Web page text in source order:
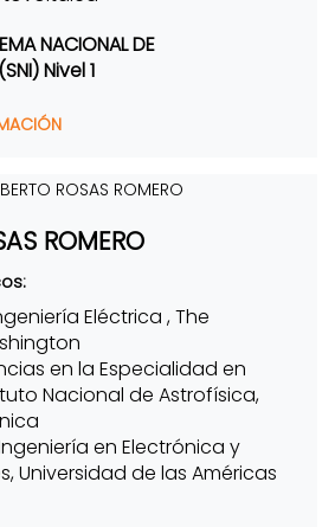
NACIONAL DE
Nivel 1
ROMERO
Eléctrica , The
en la Especialidad en
Nacional de Astrofísica,
en Electrónica y
Universidad de las Américas